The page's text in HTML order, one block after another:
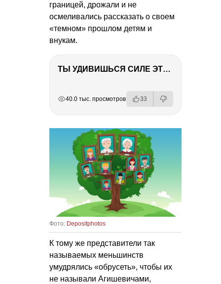
границей, дрожали и не
осмеливались рассказать о своем
«темном» прошлом детям и
внукам.
ТЫ УДИВИШЬСЯ СИЛЕ ЭТО ЧЕЛОВЕКА! Блог о нашей поездке в Вышний Волочек
40.0 тыс. просмотров 33
Фото: Depositphotos
К тому же представители так
называемых меньшинств
умудрялись «обрусеть», чтобы их
не называли Агишевичами,